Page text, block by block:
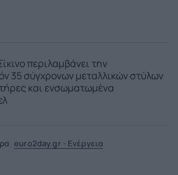
περιλαμβάνει την
35 σύγχρονων μεταλλικών στύλων
και ενσωματωμένα
euro2day.gr - Ενέργεια